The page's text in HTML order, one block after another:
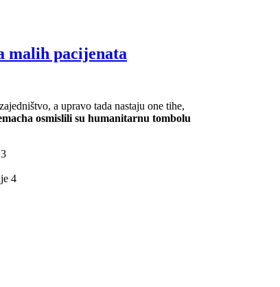
a upravo tada nastaju one tihe,